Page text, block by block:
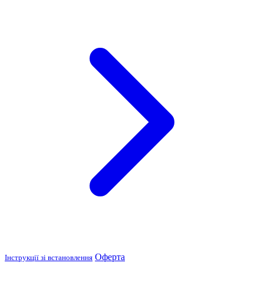
Інструкції зі встановлення Оферта